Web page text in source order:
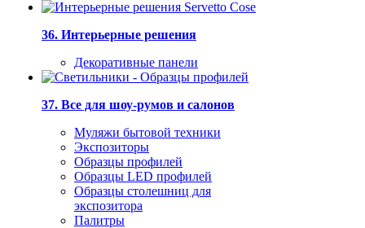
36. Интерьерные решения
Декоративные панели
37. Все для шоу-румов и салонов
Муляжи бытовой техники
Экспозиторы
Образцы профилей
Образцы LED профилей
Образцы столешниц для
экспозитора
Палитры